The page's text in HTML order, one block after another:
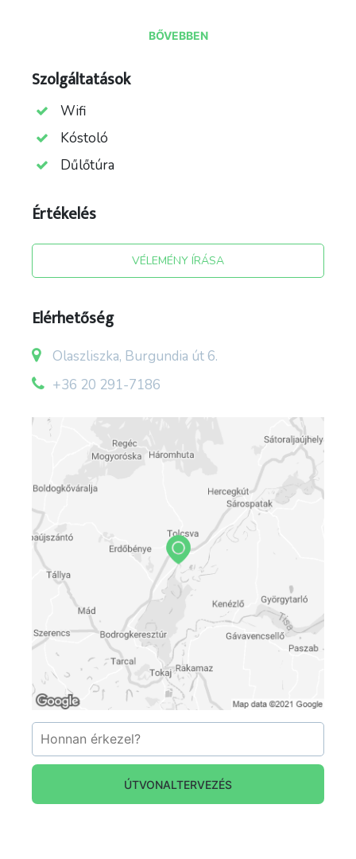
hagyományt, készíti az ízletes Tokaji borokat és
Olaszliszkán. Családi gazdaságunk mérete több
mint 8,5 hektár, évente előállított
palackszámunk több mint 40 000 palack Fő
termesztett fajta a Furmint, de Sárgamuskotály
és Hárslevelű ültetvényekkel is rendelkezünk.
BŐVEBBEN
Szolgáltatások
Wifi
Kóstoló
Dűlőtúra
Értékelés
VÉLEMÉNY ÍRÁSA
Elérhetőség
Olaszliszka, Burgundia út 6.
+36 20 291-7186
ÚTVONALTERVEZÉS